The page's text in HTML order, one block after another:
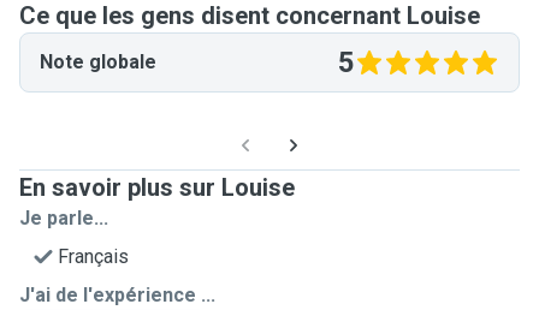
Ce que les gens disent concernant Louise
Note globale 5
En savoir plus sur Louise
Je parle...
Français
J'ai de l'expérience ...